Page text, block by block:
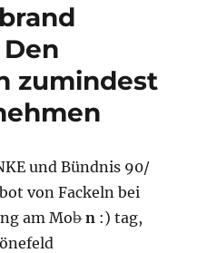
zumindest
und Bündnis 90/
von Fackeln bei
am Mob n :) tag,